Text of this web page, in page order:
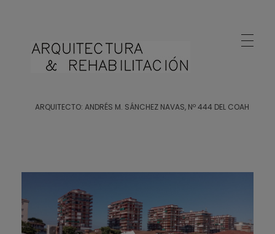
ARQUITECTO: ANDRÉS M. SÁNCHEZ NAVAS, Nº 444 DEL COAH